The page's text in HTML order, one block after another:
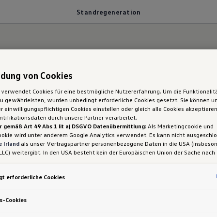
Standregeneration
Kunden mit ausgeprägten Kurzfahrprofilen
Standregeneration
kann dabei helfen, die
die optimierte Steuerbarkeit der
somit Werkstattaufenthalte einschließlich
von Cookies
verwendet Cookies für eine bestmögliche Nutzererfahrung. Um die
gewährleisten, wurden unbedingt erforderliche Cookies gesetzt. Sie können
einwilligungspflichtigen Cookies einstellen oder gleich alle Cookies
durch unsere Partner verarbeitet.
gemäß Art 49 Abs 1 lit a) DSGVO Datenübermittlung:Als Marketingcookie und
wird unter anderem Google Analytics verwendet. Es kann nicht
Irland als unser Vertragspartner personenbezogene Daten in die USA
weitergibt. In den USA besteht kein der Europäischen Union der Sache nach
durchsetzen können, in den USA keine Datenschutzgrundsätze bestehen,
können, wobei Eingriffe in Ihre persönlichen Rechte und Freiheiten nicht
beschränkt sind.
erforderliche Cookies
Cookies